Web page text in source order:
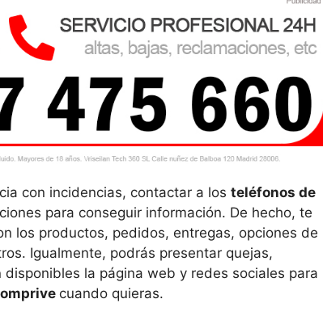
con incidencias, contactar a los teléfonos de
para conseguir información. De hecho, te
los productos, pedidos, entregas, opciones de
Igualmente, podrás presentar quejas,
la página web y redes sociales para
cuando quieras.